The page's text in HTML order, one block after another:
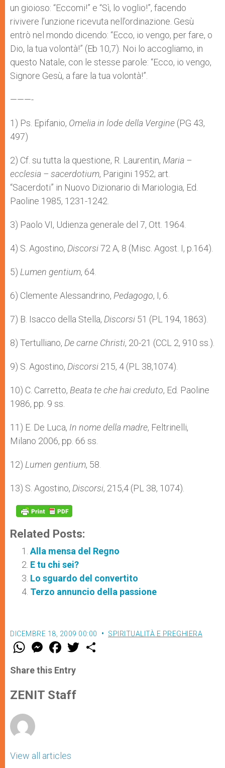
un gioioso: “Eccomi!” e “Sì, lo voglio!”, facendo
rivivere l’unzione ricevuta nell’ordinazione. Gesù
entrò nel mondo dicendo: “Ecco, io vengo, per fare, o
Dio, la tua volontà!” (Eb 10,7). Noi lo accogliamo, in
questo Natale, con le stesse parole: “Ecco, io vengo,
Signore Gesù, a fare la tua volontà!”.
———-
1) Ps. Epifanio, Omelia in lode della Vergine (PG 43,
497)
2) Cf. su tutta la questione, R. Laurentin, Maria –
ecclesia – sacerdotium, Parigini 1952; art.
“Sacerdoti” in Nuovo Dizionario di Mariologia, Ed.
Paoline 1985, 1231-1242.
3) Paolo VI, Udienza generale del 7, Ott. 1964.
4) S. Agostino, Discorsi72 A, 8 (Misc. Agost. I, p.164).
5) Lumen gentium, 64.
6) Clemente Alessandrino, Pedagogo, I, 6.
7) B. Isacco della Stella, Discorsi 51 (PL 194, 1863).
8) Tertulliano, De carne Christi, 20-21 (CCL 2, 910 ss.).
9) S. Agostino, Discorsi 215, 4 (PL 38,1074).
10) C. Carretto, Beata te che hai creduto, Ed. Paoline
1986, pp. 9 ss.
11) E. De Luca, In nome della madre, Feltrinelli,
Milano 2006, pp. 66 ss.
12) Lumen gentium, 58.
13) S. Agostino, Discorsi, 215,4 (PL 38, 1074).
Related Posts:
Alla mensa del Regno
E tu chi sei?
Lo sguardo del convertito
Terzo annuncio della passione
DICEMBRE 18, 2009 00:00 SPIRITUALITÀ E PREGHIERA
W
t
s
p
p
M
e
s
e
g
e
F
a
e
b
o
k
w
Share this Entry
ZENIT Staff
View all articles